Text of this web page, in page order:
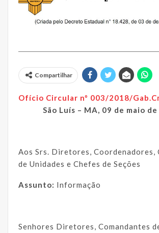
Compartilhar
Ofício Circular nº 003/2018/
São Luís – MA, 09 de maio de
Aos Srs. Diretores, Coordenadores,
de Unidades e Chefes de Seções
Assunto: Informação
Senhores Diretores, Comandantes